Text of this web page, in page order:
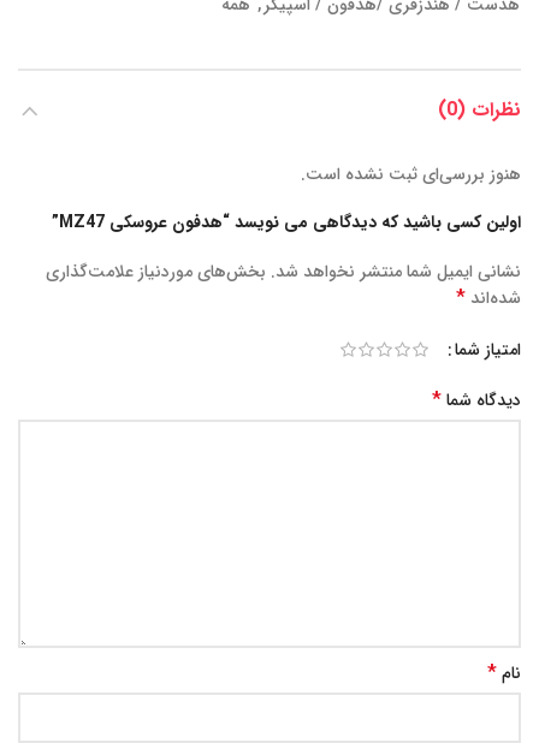
نظرات (0)
هنوز بررسی‌ای ثبت نشده است.
اولین کسی باشید که دیدگاهی می نویسد “هدفون عروسکی MZ47”
نشانی ایمیل شما منتشر نخواهد شد. بخش‌های موردنیاز علامت‌گذاری
شده‌اند *
امتیاز شما
دیدگاه شما*
نام*